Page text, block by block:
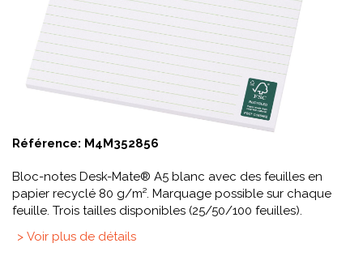
Référence: M4M352856
Bloc-notes Desk-Mate® A5 blanc avec des feuilles en
papier recyclé 80 g/m². Marquage possible sur chaque
feuille. Trois tailles disponibles (25/50/100 feuilles).
> Voir plus de détails